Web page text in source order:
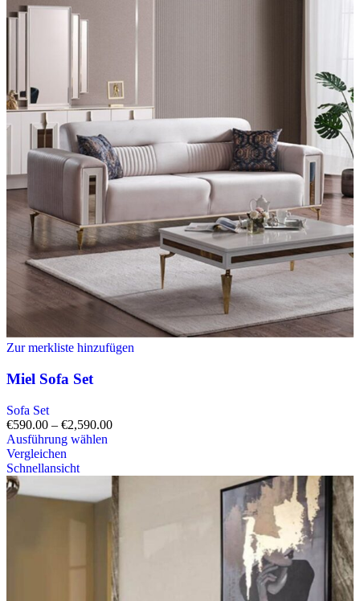
Zur merkliste hinzufügen
Miel Sofa Set
Sofa Set
€590.00 – €2,590.00
Ausführung wählen
Vergleichen
Schnellansicht